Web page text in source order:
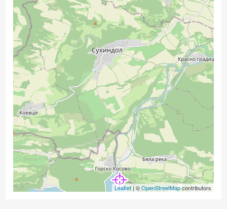
Leaflet| ©OpenStreetMapcontributors